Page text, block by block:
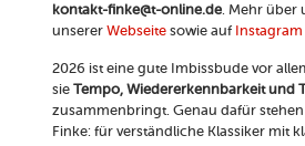
kontakt-finke@t-online.de. Mehr über
unserer Webseitesowie auf Instagram
2026 ist eine gute Imbissbude vor
sie Tempo, Wiedererkennbarkeit und
zusammenbringt. Genau dafür
Finke: für verständliche Klassiker mit